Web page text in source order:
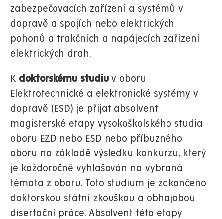
zabezpečovacích zařízení a systémů v
dopravě a spojích nebo elektrických
pohonů a trakčních a napájecích zařízení
elektrických drah.
K doktorskému studiu v oboru
Elektrotechnické a elektronické systémy v
dopravě (ESD) je přijat absolvent
magisterské etapy vysokoškolského studia
oboru EZD nebo ESD nebo příbuzného
oboru na základě výsledku konkurzu, který
je každoročně vyhlašován na vybraná
témata z oboru. Toto studium je zakončeno
doktorskou státní zkouškou a obhajobou
disertační práce. Absolvent této etapy